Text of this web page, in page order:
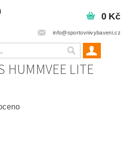
info@sportovnivybaveni.cz
0 Kč
HUMMVEE LITE